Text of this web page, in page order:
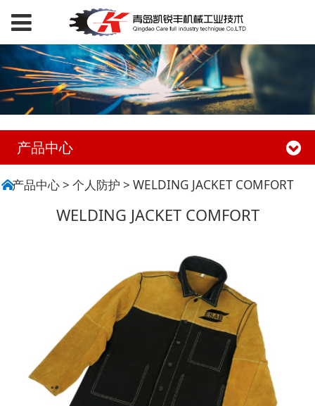
产品中心
WELDING JACKET
COMFORT
产品中心>个人防护 >WELDING JACKET COMFORT
WELDING JACKET COMFORT